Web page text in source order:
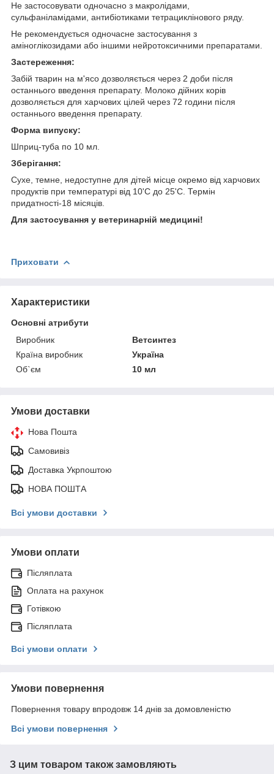
Не застосовувати одночасно з макролідами,
сульфаніламідами, антибіотиками тетрациклінового ряду.
Не рекомендується одночасне застосування з
аміноглікозидами або іншими нейротоксичними препаратами.
Застереження:
Забій тварин на м'ясо дозволяється через 2 доби після
останнього введення препарату. Молоко дійних корів
дозволяється для харчових цілей через 72 години після
останнього введення препарату.
Форма випуску:
Шприц-туба по 10 мл.
Зберігання:
Сухе, темне, недоступне для дітей місце окремо від харчових
продуктів при температурі від 10'С до 25'С. Термін
придатності-18 місяців.
Для застосування у ветеринарній медицині!
Приховати
Характеристики
Основні атрибути
Виробник
Ветсинтез
Країна виробник
Україна
Об`єм
10 мл
Умови доставки
Нова Пошта
Самовивіз
Доставка Укрпоштою
НОВА ПОШТА
Всі умови доставки
Умови оплати
Післяплата
Оплата на рахунок
Готівкою
Післяплата
Всі умови оплати
Умови повернення
Повернення товару впродовж 14 днів за домовленістю
Всі умови повернення
З цим товаром також замовляють